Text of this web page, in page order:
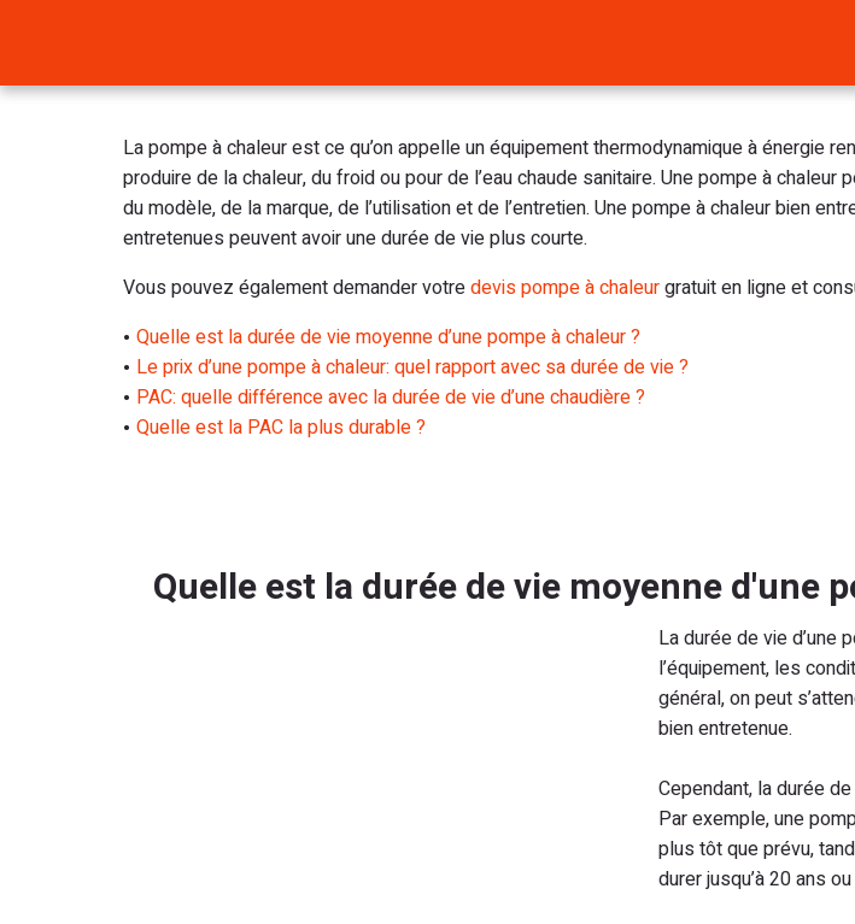
La pompe à chaleur est ce qu’on appelle un équipement thermodynamique à énergie
produire de la chaleur, du froid ou pour de l’eau chaude sanitaire. Une pompe à
du modèle, de la marque, de l’utilisation et de l’entretien. Une pompe à chaleur bien
entretenues peuvent avoir une durée de vie plus courte.
Vous pouvez également demander votredevis pompe à chaleurgratuit en ligne et
Quelle est la durée de vie moyenne d’une pompe à chaleur ?
Le prix d’une pompe à chaleur: quel rapport avec sa durée de vie ?
PAC: quelle différence avec la durée de vie d’une chaudière ?
Quelle est la PAC la plus durable ?
Quelle est la durée de vie moyenne d'une
La durée de vie d’une
l’équipement, les
général, on peut
bien entretenue.
Cependant, la durée
Par exemple, une
plus tôt que prévu,
durer jusqu’à 20 ans